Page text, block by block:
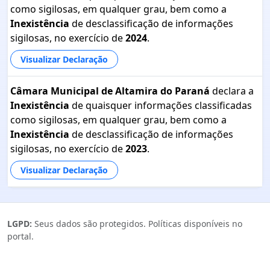
como sigilosas, em qualquer grau, bem como a
Inexistência de desclassificação de informações
sigilosas, no exercício de2024.
Visualizar Declaração
Câmara Municipal de Altamira do Paraná declara a
Inexistência de quaisquer informações classificadas
como sigilosas, em qualquer grau, bem como a
Inexistência de desclassificação de informações
sigilosas, no exercício de2023.
Visualizar Declaração
LGPD: Seus dados são protegidos. Políticas disponíveis no
portal.